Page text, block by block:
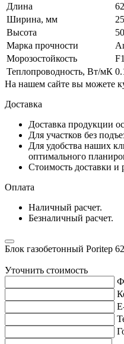
Длина
Ширина, мм
Высота
Марка прочности
Морозостойкость
Теплопроводность, Вт/мК
На нашем сайте вы можете
Доставка
Доставка продукции
Для участков без
Для удобства наших
оптимального
Стоимость доставки и
Оплата
Наличный расчет.
Безналичный расчет.
Блок газобетонный Poritep
Уточнить стоимость